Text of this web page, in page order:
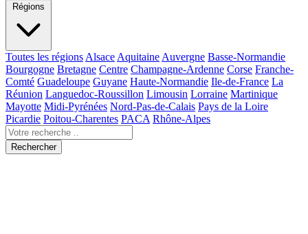
Régions
Toutes les régions Alsace Aquitaine Auvergne Basse-Normandie
Bourgogne Bretagne Centre Champagne-Ardenne Corse Franche-
Comté Guadeloupe Guyane Haute-Normandie Ile-de-France La
Réunion Languedoc-Roussillon Limousin Lorraine Martinique
Mayotte Midi-Pyrénées Nord-Pas-de-Calais Pays de la Loire
Picardie Poitou-Charentes PACA Rhône-Alpes
Rechercher